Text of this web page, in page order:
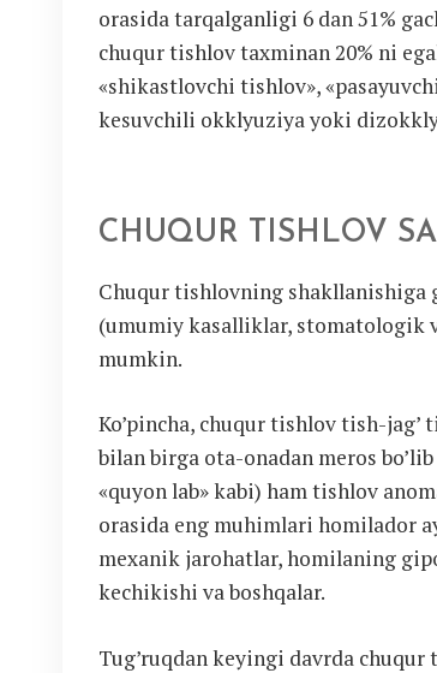
orasida tarqalganligi 6 dan 51%
chuqur tishlov taxminan 20% ni
«shikastlovchi tishlov»,
kesuvchili okklyuziya yoki
CHUQUR TISHLOV
Chuqur tishlovning shakllanishiga
(umumiy kasalliklar, stomatologik
mumkin.
Ko’pincha, chuqur tishlov tish-
bilan birga ota-onadan meros
«quyon lab» kabi) ham tishlov
orasida eng muhimlari homilador
mexanik jarohatlar, homilaning
kechikishi va boshqalar.
Tug’ruqdan keyingi davrda